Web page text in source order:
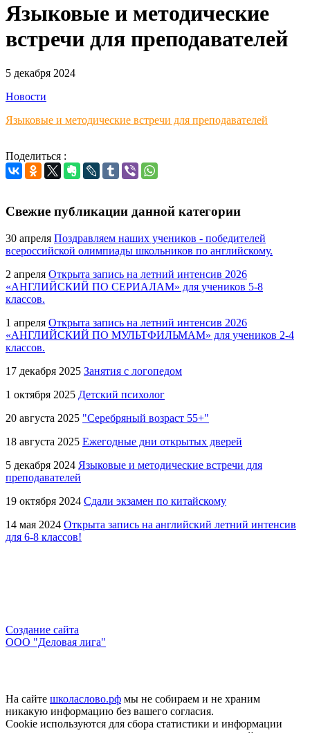
Языковые и методические
встречи для преподавателей
5 декабря 2024
Новости
Языковые и методические встречи для преподавателей
Поделиться :
Свежие публикации данной категории
30 апреля Поздравляем наших учеников - победителей
всероссийской олимпиады школьников по английскому.
2 апреля Открыта запись на летний интенсив 2026
«АНГЛИЙСКИЙ ПО СЕРИАЛАМ» для учеников 5-8
классов.
1 апреля Открыта запись на летний интенсив 2026
«АНГЛИЙСКИЙ ПО МУЛЬТФИЛЬМАМ» для учеников 2-4
классов.
17 декабря 2025 Занятия с логопедом
1 октября 2025 Детский психолог
20 августа 2025 "Серебряный возраст 55+"
18 августа 2025 Ежегодные дни открытых дверей
5 декабря 2024 Языковые и методические встречи для
преподавателей
19 октября 2024 Сдали экзамен по китайскому
14 мая 2024 Открыта запись на английский летний интенсив
для 6-8 классов!
Создание сайта
ООО "Деловая лига"
На сайте школаслово.рф мы не собираем и не храним
никакую информацию без вашего согласия.
Cookie используются для сбора статистики и информации